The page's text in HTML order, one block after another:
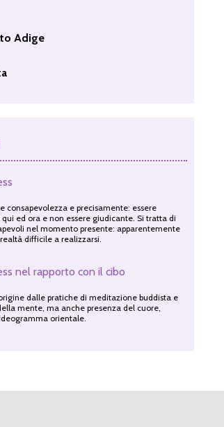
Adige
consapevolezza e precisamente: essere
ed ora e non essere giudicante. Si tratta di
nel momento presente: apparentemente
difficile a realizzarsi.
nel rapporto con il cibo
dalle pratiche di meditazione buddista e
mente, ma anche presenza del cuore,
orientale.